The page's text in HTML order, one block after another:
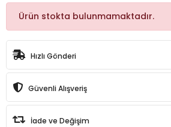
Ürün stokta bulunmamaktadır.
Hızlı Gönderi
Güvenli Alışveriş
İade ve Değişim